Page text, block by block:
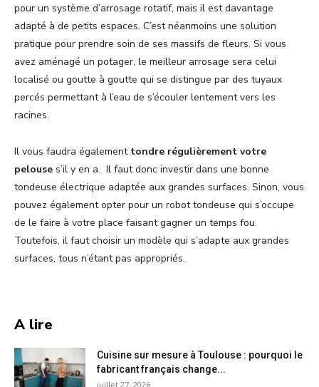
pour un système d’arrosage rotatif, mais il est davantage
adapté à de petits espaces. C’est néanmoins une solution
pratique pour prendre soin de ses massifs de fleurs. Si vous
avez aménagé un potager, le meilleur arrosage sera celui
localisé ou goutte à goutte qui se distingue par des tuyaux
percés permettant à l’eau de s’écouler lentement vers les
racines.
Il vous faudra également tondre régulièrement votre
pelouse s’il y en a. Il faut donc investir dans une bonne
tondeuse électrique adaptée aux grandes surfaces. Sinon, vous
pouvez également opter pour un robot tondeuse qui s’occupe
de le faire à votre place faisant gagner un temps fou.
Toutefois, il faut choisir un modèle qui s’adapte aux grandes
surfaces, tous n’étant pas appropriés.
A lire
Cuisine sur mesure à Toulouse : pourquoi le
fabricant français change...
juillet 27, 2026